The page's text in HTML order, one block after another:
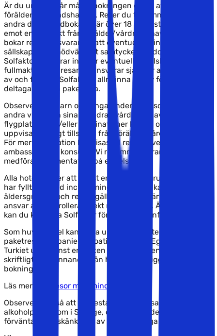
Är du under 18 år måste bokningen göras av en
förälder/vårdnadshavare. Reser du tillsammans med
andra där huvudbokaren är över 18 år måste Solfaktor ta
emot en fullmakt från förälder/vårdnadshavare. Den som
bokar resan ansvarar för att eventuella minderåriga i
sällskapet har nödvändigt samtycke och dokumentation.
Solfaktor ansvarar inte för eventuell förfalskning av
fullmakter. Den resande ansvarar själv för att ha tagit del
av och förstått Solfaktors allmänna villkor för köp och
deltagande i en paketresa.
Observera att barn och unga under 18 år som reser med
andra vuxna än sina föräldrar/vårdnadshavare vid vissa
flygplatser och/eller destinationer kan bli ombedda att
uppvisa skriftligt tillstånd från förälder/vårdnadshavare.
För mer information hänvisas till respektive lands
ambassad eller konsulat. Vi rekommenderar alltid att
medföra dokumentation på engelska.
Alla hotell kräver att minst en person per rum/lägenhet
har fyllt 18 år vid incheckning. Därutöver kan särskilda
åldersgränser och regler gälla, vilket det är kundens
ansvar att kontrollera direkt med hotellet. Är du osäker
kan du kontakta Solfaktor för ytterligare information.
Som huvudregel kan unga under 18 år inte resa på
paketresa till Spanien, Kroatien, Cypern, Egypten eller
Turkiet utan minst en vuxen per rum/lägenhet, om inte
skriftligt godkännande från hotellet föreligger före
bokning.
Läs mer här:
Resor med minderåriga
Observera också att de flesta länder har samma
alkoholpolitik som i Sverige, där unga under 18 år inte kan
förvänta sig utskänkning av alkoholhaltiga drycker.